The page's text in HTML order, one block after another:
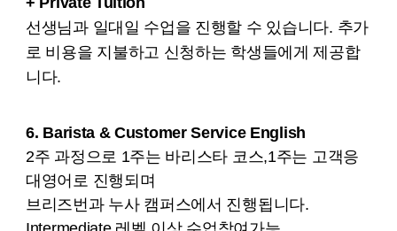
선생님과 일대일 수업을 진행할 수 있습니다. 추가
로 비용을 지불하고 신청하는 학생들에게 제공합
니다.
6. Barista & Customer Service English
2주 과정으로 1주는 바리스타 코스,1주는 고객응
대영어로 진행되며
브리즈번과 누사 캠퍼스에서 진행됩니다.